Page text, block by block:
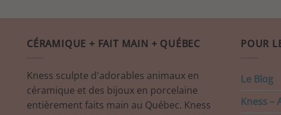
CÉRAMIQUE + FAIT MAIN + QUÉBEC
Kness sculpte d'adorables animaux en
céramique et des bijoux en porcelaine
entièrement faits main au Québec. Kness
POUR
Le Blog
Kness –